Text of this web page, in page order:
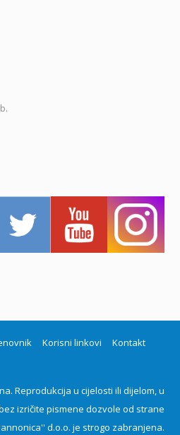
Korisni linkovi Kontakt
Reprodukcija u cijelosti ili dijelom, u
izričite pismene dozvole od strane
d.o.o. je strogo zabranjena.